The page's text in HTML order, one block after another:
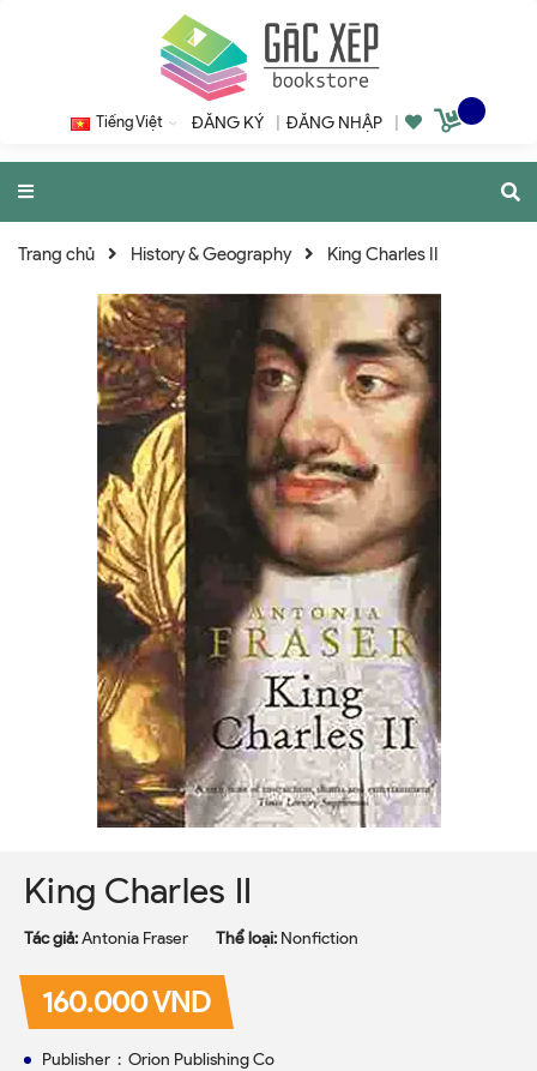
Tiếng Việt ĐĂNG KÝ ĐĂNG NHẬP
Trang chủ History & Geography King Charles II
King Charles II
Tác giả:Antonia Fraser Thể loại: Nonfiction
160.000 VND
Publisher ‏ : ‎ Orion Publishing Co